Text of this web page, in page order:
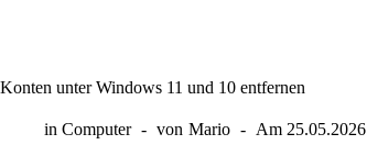
Konten unter Windows 11 und 10 entfernen
in Computer von Mario Am 25.05.2026